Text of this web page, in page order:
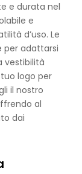
e durata nel
e
d’uso. Le
per adattarsi
vestibilità
logo per
il nostro
al
dai